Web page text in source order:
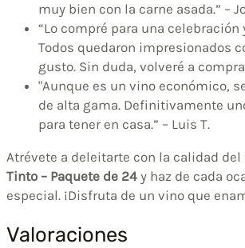
muy bien con la carne asada.” –
“Lo compré para una
Todos quedaron impresionados
gusto. Sin duda, volveré a
"Aunque es un vino económico,
de alta gama. Definitivamente
para tener en casa.” – Luis T.
Atrévete a deleitarte con la calidad del
Tinto – Paquete de 24 y haz de cada
especial. ¡Disfruta de un vino que
Valoraciones